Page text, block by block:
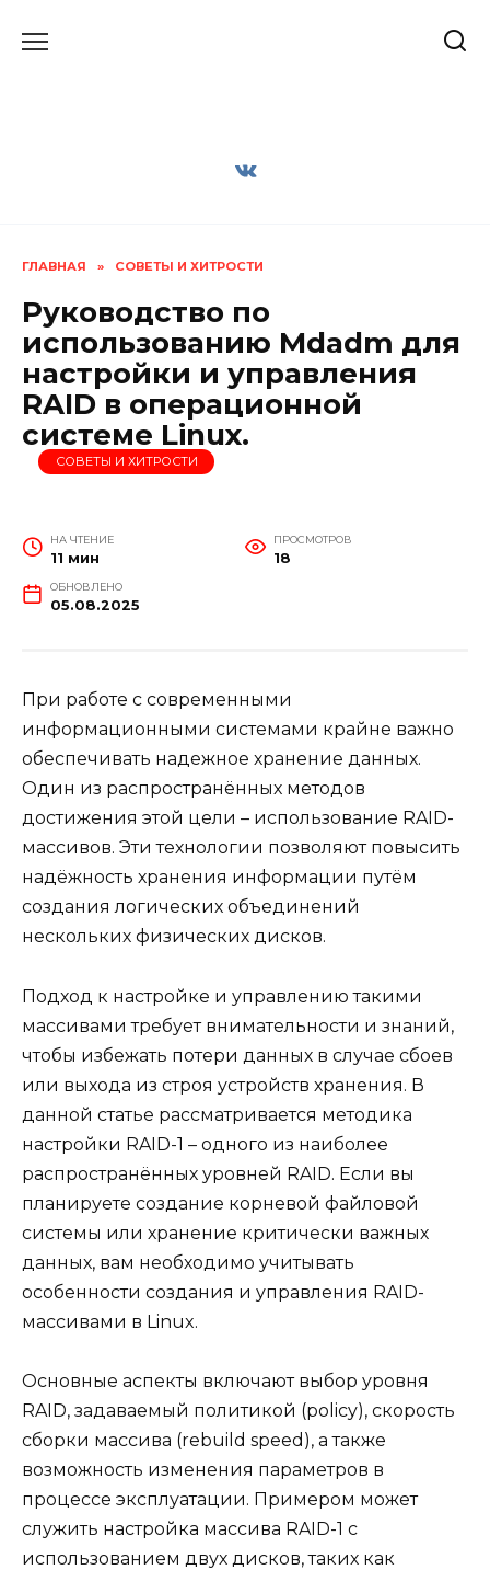
ГЛАВНАЯ » СОВЕТЫ И ХИТРОСТИ
Руководство по
использованию Mdadm для
настройки и управления
RAID в операционной
системе Linux.
СОВЕТЫ И ХИТРОСТИ
НА ЧТЕНИЕ
11 мин
ПРОСМОТРОВ
18
ОБНОВЛЕНО
05.08.2025
При работе с современными
информационными системами крайне важно
обеспечивать надежное хранение данных.
Один из распространённых методов
достижения этой цели – использование RAID-
массивов. Эти технологии позволяют повысить
надёжность хранения информации путём
создания логических объединений
нескольких физических дисков.
Подход к настройке и управлению такими
массивами требует внимательности и знаний,
чтобы избежать потери данных в случае сбоев
или выхода из строя устройств хранения. В
данной статье рассматривается методика
настройки RAID-1 – одного из наиболее
распространённых уровней RAID. Если вы
планируете создание корневой файловой
системы или хранение критически важных
данных, вам необходимо учитывать
особенности создания и управления RAID-
массивами в Linux.
Основные аспекты включают выбор уровня
RAID, задаваемый политикой (policy), скорость
сборки массива (rebuild speed), а также
возможность изменения параметров в
процессе эксплуатации. Примером может
служить настройка массива RAID-1 с
использованием двух дисков, таких как